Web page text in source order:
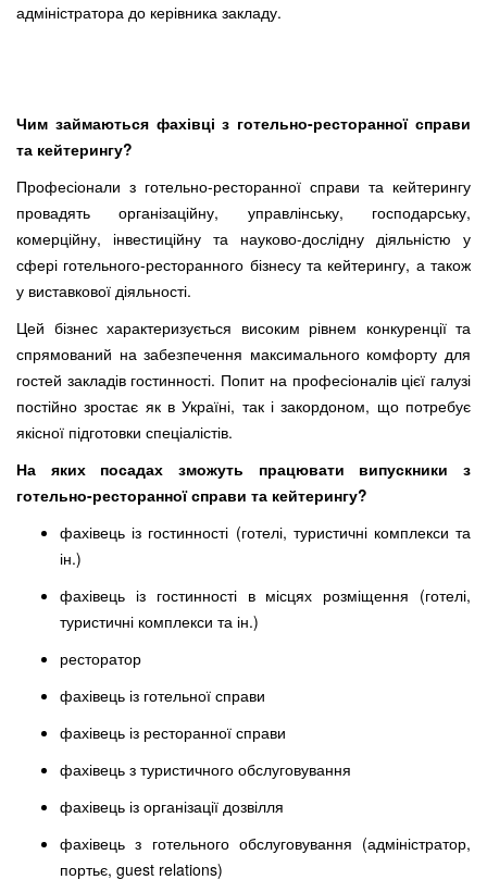
адміністратора до керівника закладу.
Чим займаються фахівці з готельно-ресторанноїсправи
та кейтерингу?
Професіонали з готельно-ресторанної справи та кейтерингу
провадять організаційну, управлінську, господарську,
комерційну, інвестиційну та науково-дослідну діяльністю у
сфері готельного-ресторанного бізнесу та кейтерингу, а також
у виставкової діяльності.
Цей бізнес характеризується високим рівнем конкуренції та
спрямований на забезпечення максимального комфорту для
гостей закладів гостинності. Попит на професіоналів цієї галузі
постійно зростає як в Україні, так і закордоном, що потребує
якісної підготовки спеціалістів.
На яких посадах зможуть працювати
випускники з
готельно-ресторанноїсправи та кейтерингу?
фахівець із гостинності (готелі, туристичні комплекси та
ін.)
фахівець із гостинності в місцях розміщення (готелі,
туристичні комплекси та ін.)
ресторатор
фахівець із готельної справи
фахівець із ресторанної справи
фахівець з туристичного обслуговування
фахівець із організації дозвілля
фахівець з готельного обслуговування (адміністратор,
портьє, guest relations)